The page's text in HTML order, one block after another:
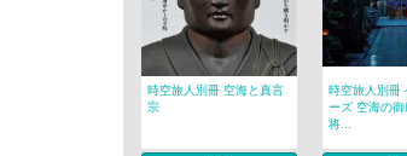
時空旅人別冊 空海と真言
宗
時空旅人別冊
ーズ 空海の
将...